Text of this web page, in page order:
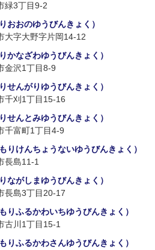
緑3丁目9-2
おおのゆうびんきょく）
字大野字片岡14-12
かなざわゆうびんきょく）
金沢1丁目8-9
せんがりゆうびんきょく）
千刈1丁目15-16
せんとみゆうびんきょく）
千富町1丁目4-9
りけんちょうないゆうびんきょく）
長島11-1
ながしまゆうびんきょく）
長島3丁目20-17
りふるかわいちゆうびんきょく）
古川1丁目15-1
りふるかわさんゆうびんきょく）